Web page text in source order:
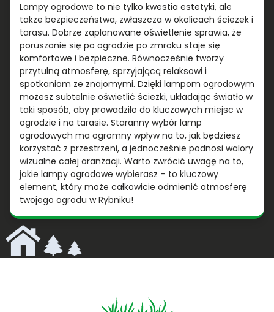
Lampy ogrodowe to nie tylko kwestia estetyki, ale
także bezpieczeństwa, zwłaszcza w okolicach ścieżek i
tarasu. Dobrze zaplanowane oświetlenie sprawia, że
poruszanie się po ogrodzie po zmroku staje się
komfortowe i bezpieczne. Równocześnie tworzy
przytulną atmosferę, sprzyjającą relaksowi i
spotkaniom ze znajomymi. Dzięki lampom ogrodowym
możesz subtelnie oświetlić ścieżki, układając światło w
taki sposób, aby prowadziło do kluczowych miejsc w
ogrodzie i na tarasie. Staranny wybór lamp
ogrodowych ma ogromny wpływ na to, jak będziesz
korzystać z przestrzeni, a jednocześnie podnosi walory
wizualne całej aranżacji. Warto zwrócić uwagę na to,
jakie lampy ogrodowe wybierasz – to kluczowy
element, który może całkowicie odmienić atmosferę
twojego ogrodu w Rybniku!